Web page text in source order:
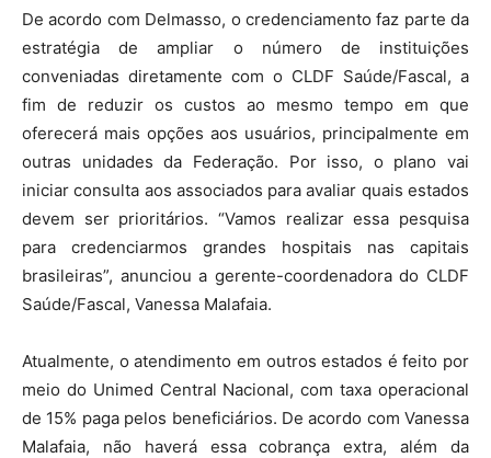
De acordo com Delmasso, o credenciamento faz parte da
estratégia de ampliar o número de instituições
conveniadas diretamente com o CLDF Saúde/Fascal, a
fim de reduzir os custos ao mesmo tempo em que
oferecerá mais opções aos usuários, principalmente em
outras unidades da Federação. Por isso, o plano vai
iniciar consulta aos associados para avaliar quais estados
devem ser prioritários. “Vamos realizar essa pesquisa
para credenciarmos grandes hospitais nas capitais
brasileiras”, anunciou a gerente-coordenadora do CLDF
Saúde/Fascal, Vanessa Malafaia.
Atualmente, o atendimento em outros estados é feito por
meio do Unimed Central Nacional, com taxa operacional
de 15% paga pelos beneficiários. De acordo com Vanessa
Malafaia, não haverá essa cobrança extra, além da